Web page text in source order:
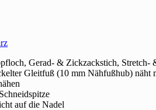
Gerad- & Zickzackstich, Stretch-
Gleitfuß (10 mm Nähfußhub) näht
auf die Nadel